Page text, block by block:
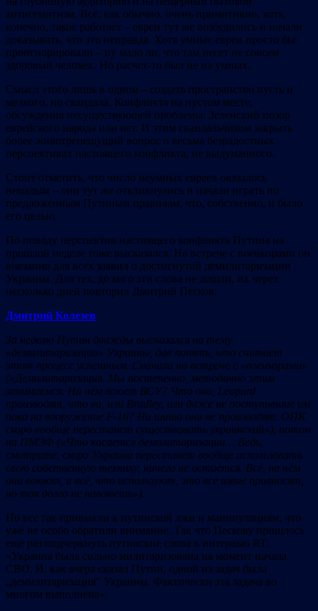
антисемитизм. Всё, как обычно, очень примитивно, хотя,
конечно, такое работает – евреи тут же возбудились и начали
доказывать, что это неправда. Хотя умные евреи просто бы
проигнорировали – ну мало ли, что там несет не совсем
здоровый человек. Но расчет-то был не на умных.
Смысл этого лишь в одном – создать пространство пусть и
мелкого, но скандала. Конфликта на пустом месте,
обсуждения несуществующей проблемы: Зеленский позор
еврейского народа или нет. И этим скандальчиком закрыть
более животрепещущий вопрос о весьма безрадостных
перспективах настоящего конфликта, не выдуманного.
Стоит отметить, что число неумных евреев оказалось
немалым – они тут же откликнулись и начали играть по
предложенным Путиным правилам, что, собственно, и было
его целью.
По поводу перспектив настоящего конфликта Путина на
прошлой неделе тоже высказался. На встрече с военкорами он
внезапно для всех заявил о достигнутой демилитаризации
Украины. Для тех, до кого эти слова не дошли, их через
несколько дней повторил Дмитрий Песков.
Дмитрий Колезев
За неделю Путин дважды высказался на тему
«демилитаризации» Украины, дав понять, что считает
этот процесс успешным. Сначала на встрече с «военкорами»
(«Демилитаризация. Мы постепенно, методично этим
занимаемся. На чём воюет ВСУ? Что они, Leopard
производят, что ли, или Bradley, или даже не поступившие им
пока на вооружение F-16? Ни шиша они не производят. ОПК
скоро вообще перестанет существовать украинский»), потом
на ПМЭФ («Что касается демилитаризации… Ведь,
смотрите, скоро Украина перестанет вообще использовать
свою собственную технику, ничего не остаётся. Всё, на чём
они воюют, и всё, что используют, это всё извне привносят,
но так долго не навоюешь»).
Но все так привыкли к путинской лжи и манипуляциям, что
уже не особо обратили внимание. Так что Пескову пришлось
еще раз подчеркнуть путинские слова в интервью RT:
«Украина была сильно милитаризована на момент начала
СВО. И, как вчера сказал Путин, одной из задач была
„демилитаризация“ Украины. Фактически эта задача во
многом выполнена».